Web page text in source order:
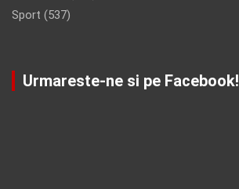
Sport (537)
Urmareste-ne si pe Facebook!